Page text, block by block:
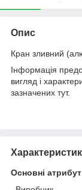
Опис
Кран зливний
Інформація
вигляд і
зазначених тут.
Основні